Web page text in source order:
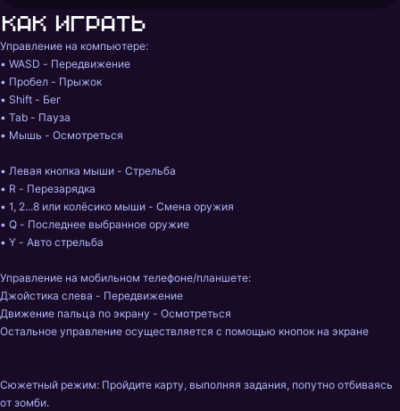
Как играть
Управление на компьютере:
• WASD - Передвижение
• Пробел - Прыжок
• Shift - Бег
• Tab - Пауза
• Мышь - Осмотреться
• Левая кнопка мыши - Стрельба
• R - Перезарядка
• 1, 2...8 или колёсико мыши - Смена оружия
• Q - Последнее выбранное оружие
• Y - Авто стрельба
Управление на мобильном телефоне/планшете:
Джойстика слева - Передвижение
Движение пальца по экрану - Осмотреться
Остальное управление осуществляется с помощью кнопок на экране
Сюжетный режим: Пройдите карту, выполняя задания, попутно отбиваясь
от зомби.